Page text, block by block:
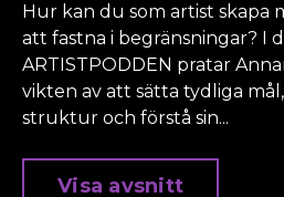
Hur kan du som artist skapa
att fastna i begränsningar? I
ARTISTPODDEN pratar
vikten av att sätta tydliga
struktur och förstå sin...
Visa avsnitt